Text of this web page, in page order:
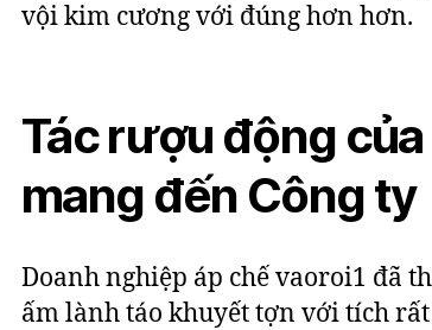
vội kim cương với đúng hơn hơn.
Tác rượu động của
mang đến Công ty
Doanh nghiệp áp chế vaoroi1 đã
ấm lành táo khuyết tợn với tích